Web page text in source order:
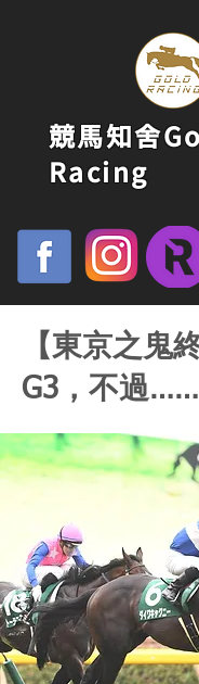
競馬知舍
Racing
【東京之鬼
G3，不過……